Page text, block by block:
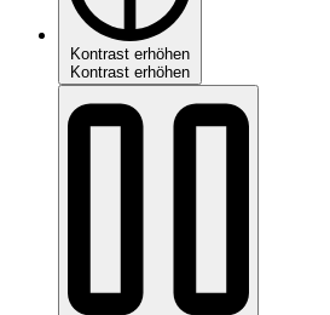
Kontrast erhöhen
Kontrast erhöhen